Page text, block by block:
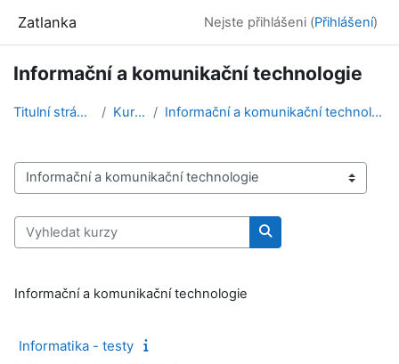
Zatlanka Nejste přihlášeni (Přihlášení)
Informační a komunikační technologie
Titulní stránka Kurzy Informační a komunikační technologie
Kategorie kurzů
Vyhledat kurzy
Vyhledat kurzy
Informační a komunikační technologie
Informatika - testy